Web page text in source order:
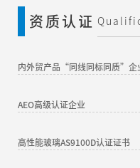
资质认证
内外贸产品“同线同标同质”企
AEO高级认证企业
高性能玻璃AS9100D认证证书